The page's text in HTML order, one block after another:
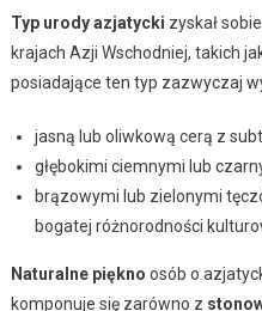
Typ urody azjatycki zyskał
krajach Azji Wschodniej, takich
posiadające ten typ zazwyczaj
jasną lub oliwkową cerą z
głębokimi ciemnymi lub
brązowymi lub zielonymi
bogatej różnorodności
Naturalne piękno osób o
komponuje się zarówno z